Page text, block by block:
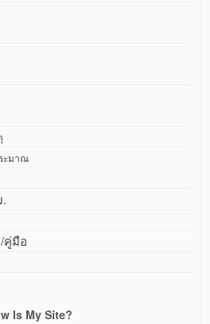
ะมาณ
คู่มือ
Is My Site?